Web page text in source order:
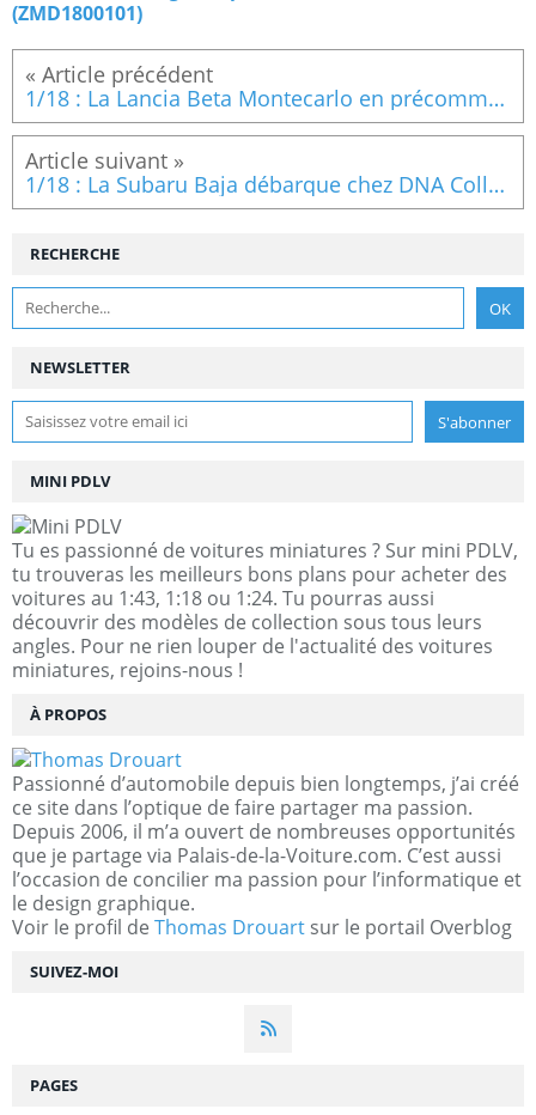
(ZMD1800101)
1/18 : La Lancia Beta Montecarlo en précommande chez LaudoRacing
1/18 : La Subaru Baja débarque chez DNA Collectibles
NEWSLETTER
SUIVEZ-MOI
RECHERCHE
MINI PDLV
Tu es passionné de voitures miniatures ? Sur mini PDLV,
tu trouveras les meilleurs bons plans pour acheter des
voitures au 1:43, 1:18 ou 1:24. Tu pourras aussi
découvrir des modèles de collection sous tous leurs
angles. Pour ne rien louper de l'actualité des voitures
miniatures, rejoins-nous !
À PROPOS
Passionné d’automobile depuis bien longtemps, j’ai créé
ce site dans l’optique de faire partager ma passion.
Depuis 2006, il m’a ouvert de nombreuses opportunités
que je partage via Palais-de-la-Voiture.com. C’est aussi
l’occasion de concilier ma passion pour l’informatique et
le design graphique.
Voir le profil de Thomas Drouart sur le portail Overblog
PAGES